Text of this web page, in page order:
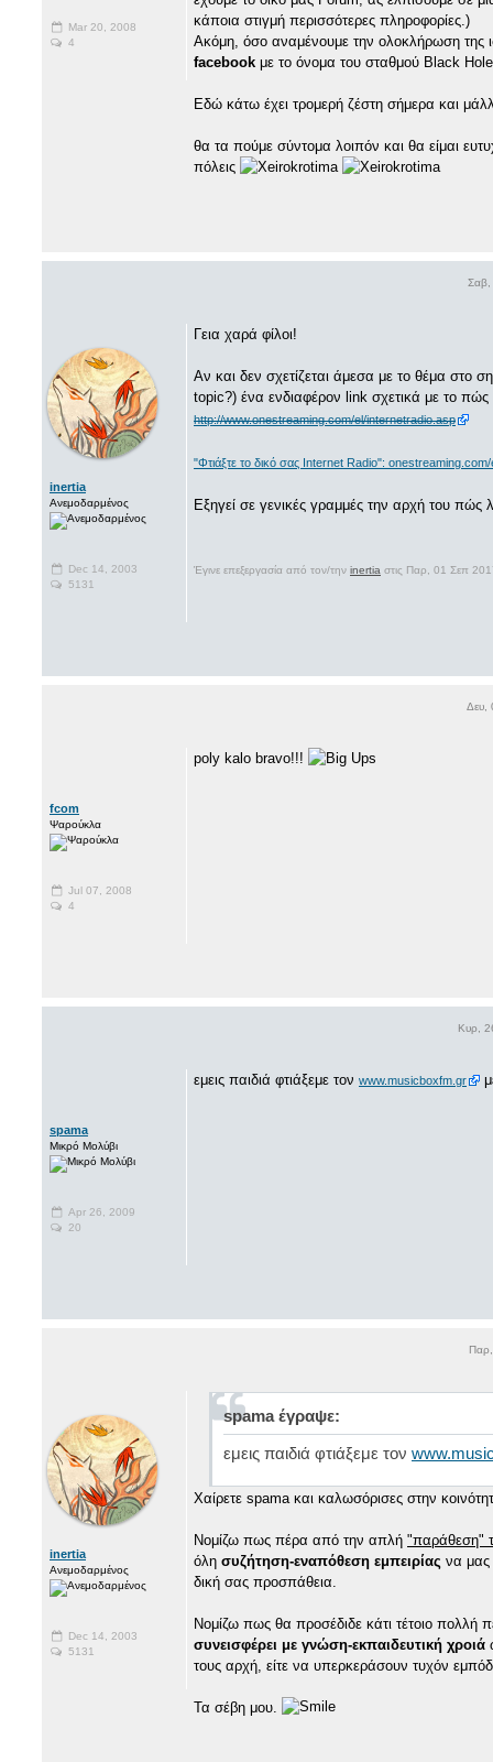
Mar 20, 2008
4
κάποια στιγμή περισσότερες πληροφορίες.)
Ακόμη, όσο αναμένουμε την ολοκλήρωση της
facebook με το όνομα του σταθμού Black
Εδώ κάτω έχει τρομερή ζέστη σήμερα και
θα τα πούμε σύντομα λοιπόν και θα είμαι
πόλεις
Σαβ,
inertia
Ανεμοδαρμένος
Dec 14, 2003
5131
Γεια χαρά φίλοι!
Αν και δεν σχετίζεται άμεσα με το θέμα στο
topic?) ένα ενδιαφέρον link σχετικά με το
http://www.onestreaming.com/el/internetradio.asp
"Φτιάξτε το δικό σας Internet Radio":
Εξηγεί σε γενικές γραμμές την αρχή του πώς
Έγινε επεξεργασία από τον/την inertia στις Παρ, 01 Σεπ
Δευ,
fcom
Ψαρούκλα
Jul 07, 2008
4
poly kalo bravo!!!
Κυρ,
spama
Μικρό Μολύβι
Apr 26, 2009
20
εμεις παιδιά φτιάξεμε τον www.musicboxfm.gr
inertia
Ανεμοδαρμένος
Dec 14, 2003
5131
spama έγραψε:
εμεις παιδιά φτιάξεμε τον
Χαίρετε spama και καλωσόρισες στην
Νομίζω πως πέρα από την απλή "παράθεση"
όλη συζήτηση-εναπόθεση εμπειρίας να μας
δική σας προσπάθεια.
Νομίζω πως θα προσέδιδε κάτι τέτοιο
συνεισφέρει με γνώση-εκπαιδευτική χροιά
τους αρχή, είτε να υπερκεράσουν τυχόν
Τα σέβη μου.